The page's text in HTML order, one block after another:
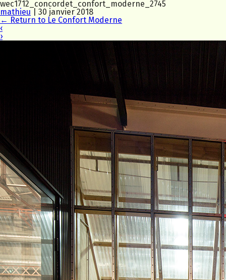
wec1712_concordet_confort_moderne_2745
mathieu
30 janvier 2018
← Return to Le Confort Moderne
‹
›